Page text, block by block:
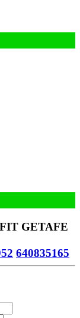
GETAFE
640835165